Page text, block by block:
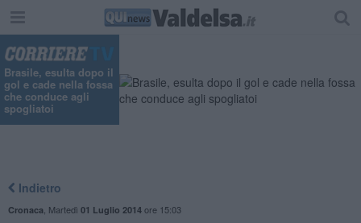
Brasile, esulta dopo il
gol e cade nella fossa
che conduce agli
spogliatoi
Indietro
Cronaca Martedì 01 Luglio 2014ore 15:03